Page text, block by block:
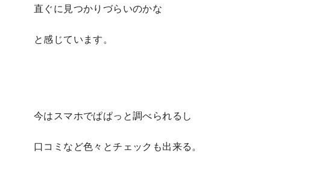
直ぐに見つかりづらいのかな
と感じています。
今はスマホでぱぱっと調べられるし
口コミなど色々とチェックも出来る。